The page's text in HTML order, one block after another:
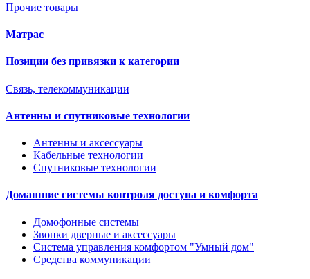
Прочие товары
Матрас
Позиции без привязки к категории
Связь, телекоммуникации
Антенны и спутниковые технологии
Антенны и аксессуары
Кабельные технологии
Спутниковые технологии
Домашние системы контроля доступа и комфорта
Домофонные системы
Звонки дверные и аксессуары
Система управления комфортом "Умный дом"
Средства коммуникации